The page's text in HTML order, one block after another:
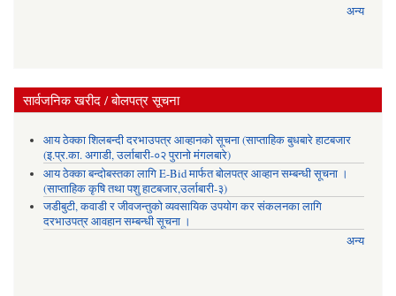
अन्य
सार्वजनिक खरीद / बोलपत्र सूचना
आय ठेक्का शिलबन्दी दरभाउपत्र आव्हानको सूचना (साप्ताहिक बुधबारे हाटबजार
(इ.प्र.का. अगाडी, उर्लाबारी-०२ पुरानो मंगलबारे)
आय ठेक्का बन्दोबस्तका लागि E-Bid मार्फत बोलपत्र आव्हान सम्बन्धी सूचना ।
(साप्ताहिक कृषि तथा पशु हाटबजार,उर्लाबारी-३)
जडीबुटी, कवाडी र जीवजन्तुको व्यवसायिक उपयोग कर संकलनका लागि
दरभाउपत्र आवहान सम्बन्धी सूचना ।
अन्य